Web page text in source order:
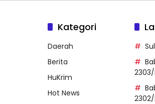
Kategori
Daerah
Berita
HuKrim
Hot News